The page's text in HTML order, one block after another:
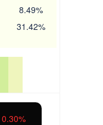
8.49%
31.42%
0.30%